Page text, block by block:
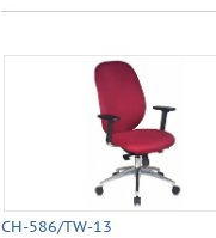
CH-586/TW-13